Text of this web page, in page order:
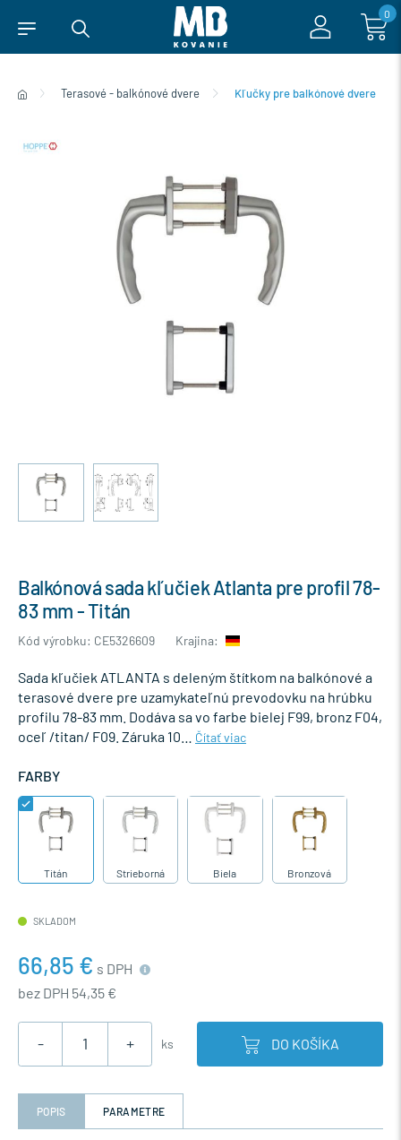
0
Terasové - balkónové dvere Kľučky pre balkónové dvere
Balkónová sada kľučiek Atlanta pre profil 78-
83 mm - Titán
Kód výrobku: CE5326609 Krajina:
Sada kľučiek ATLANTA s deleným štítkom na balkónové a
terasové dvere pre uzamykateľnú prevodovku na hrúbku
profilu 78-83 mm. Dodáva sa vo farbe bielej F99, bronz F04,
oceľ /titan/ F09. Záruka 10…
Čítať viac
FARBY
Titán Strieborná Biela Bronzová
SKLADOM
66,85 € s DPH
bez DPH 54,35 €
- + ks DO KOŠÍKA
POPIS PARAMETRE